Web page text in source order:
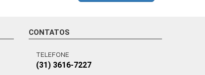
CONTATOS
TELEFONE
(31) 3616-7227